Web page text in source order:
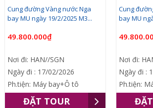
Cung đường Vàng nước Nga
bay MU ngày 19/2/2025 M3...
49.800.000₫
Nơi đi: HAN//SGN
Ngày đi : 17/02/2026
Ph.tiện: Máy bay+Ô tô
ĐẶT TOUR
Cung
bay MU
Nơi đi:
Ngày đi :
Ph.tiện: